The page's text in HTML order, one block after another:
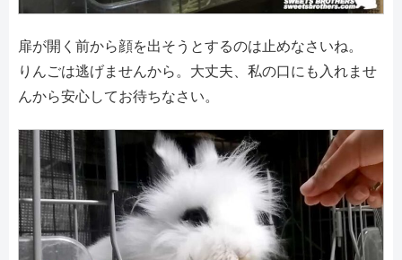
扉が開く前から顔を出そうとするのは止めなさいね。
りんごは逃げませんから。大丈夫、私の口にも入れませ
んから安心してお待ちなさい。